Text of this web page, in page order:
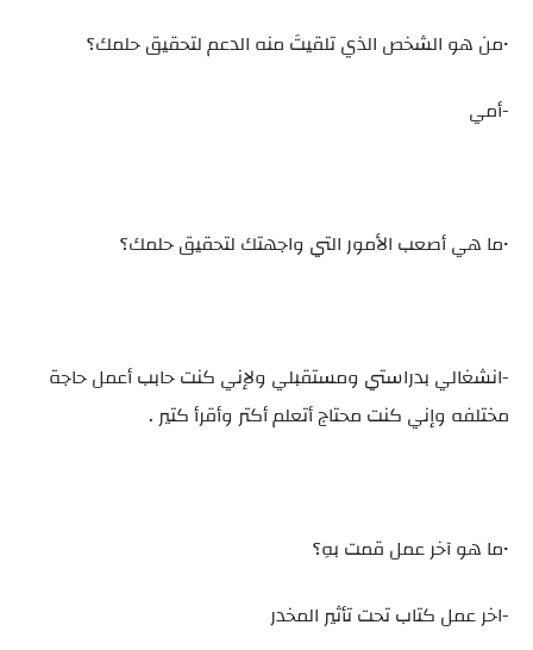
•من هو الشخص الذي تلقيتَ منه الدعم لتحقيق حلمك؟
-أمي
•ما هي أصعب الأمور التي واجهتك لتحقيق حلمك؟
-انشغالي بدراستي ومستقبلي ولإني كنت حابب أعمل حاجة
مختلفه وإني كنت محتاج أتعلم أكتر وأقرأ كتير .
•ما هو آخر عمل قمت بهِ؟
-اخر عمل كتاب تحت تأثير المخدر